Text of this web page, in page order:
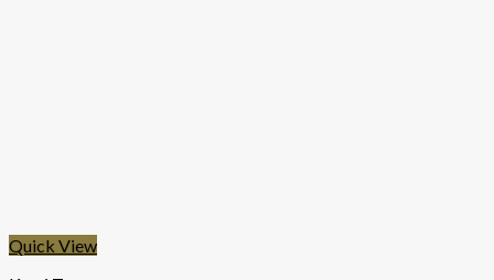
Quick View